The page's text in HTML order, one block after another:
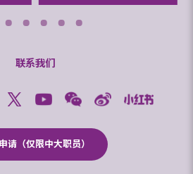
联系我们
请（仅限中大职员）